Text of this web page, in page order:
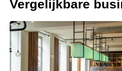
Vergelijkbare